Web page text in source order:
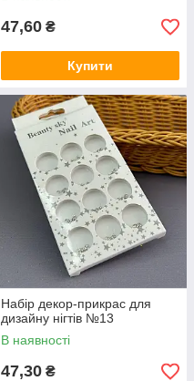
47,60 ₴
Купити
Набір декор-прикрас для
дизайну нігтів №13
В наявності
47,30 ₴